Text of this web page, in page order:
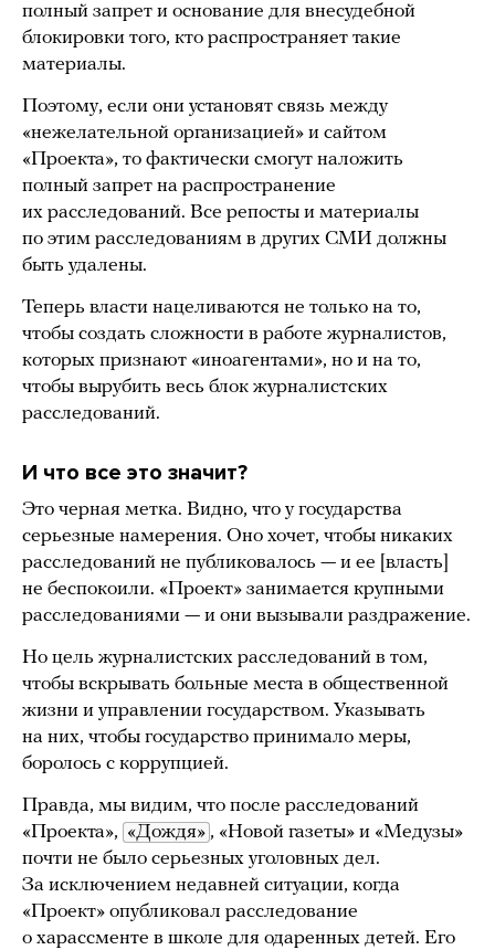
полный запрет и основание для внесудебной
блокировки того, кто распространяет такие
материалы.
Поэтому, если они установят связь между
«нежелательной организацией» и сайтом
«Проекта», то фактически смогут наложить
полный запрет на распространение
их расследований. Все репосты и материалы
по этим расследованиям в других СМИ должны
быть удалены.
Теперь власти нацеливаются не только на то,
чтобы создать сложности в работе журналистов,
которых признают «иноагентами», но и на то,
чтобы вырубить весь блок журналистских
расследований.
И что все это значит?
Это черная метка. Видно, что у государства
серьезные намерения. Оно хочет, чтобы никаких
расследований не публиковалось — и ее [власть]
не беспокоили. «Проект» занимается крупными
расследованиями — и они вызывали раздражение.
Но цель журналистских расследований в том,
чтобы вскрывать больные места в общественной
жизни и управлении государством. Указывать
на них, чтобы государство принимало меры,
боролось с коррупцией.
Правда, мы видим, что после расследований
«Проекта», «Дождя» , «Новой газеты» и «Медузы»
почти не было серьезных уголовных дел.
За исключением недавней ситуации, когда
«Проект» опубликовал расследование
о харассменте в школе для одаренных детей. Его